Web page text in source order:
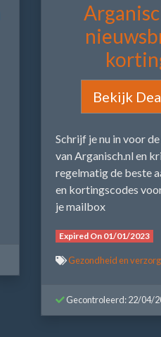
Bekijk
Schrijf je nu in voor
van Arganisch.nl en
regelmatig de beste
en kortingscodes
je mailbox
Expired On 01/01/2023
Gezondheid en
Gecontroleerd: 22/04/